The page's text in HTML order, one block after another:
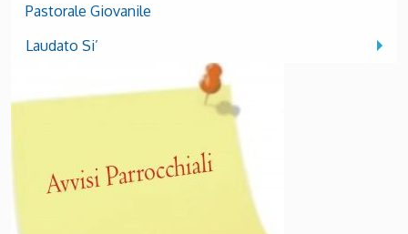
Pastorale Giovanile
Laudato Si’